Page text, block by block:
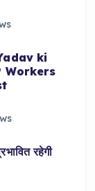
ki
Workers
रहेगी